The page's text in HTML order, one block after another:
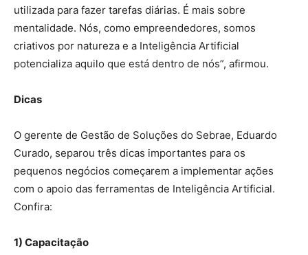
utilizada para fazer tarefas diárias. É mais sobre
mentalidade. Nós, como empreendedores, somos
criativos por natureza e a Inteligência Artificial
potencializa aquilo que está dentro de nós”, afirmou.
Dicas
O gerente de Gestão de Soluções do Sebrae, Eduardo
Curado, separou três dicas importantes para os
pequenos negócios começarem a implementar ações
com o apoio das ferramentas de Inteligência Artificial.
Confira:
1) Capacitação